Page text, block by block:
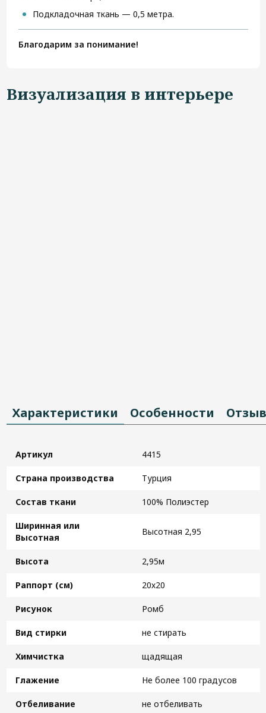
Подкладочная ткань — 0,5 метра.
Благодарим за понимание!
Визуализация в интерьере
Характеристики Особенности
Артикул 4415
Страна производства Турция
Состав ткани 100% Полиэстер
Ширинная или
Высотная
Высотная 2,95
Высота 2,95м
Раппорт (см) 20х20
Рисунок Ромб
Вид стирки не стирать
Химчистка щадящая
Глажение Не более 100 градусов
Отбеливание не отбеливать